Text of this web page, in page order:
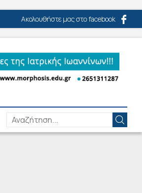
Ακολουθήστε μας στο facebook